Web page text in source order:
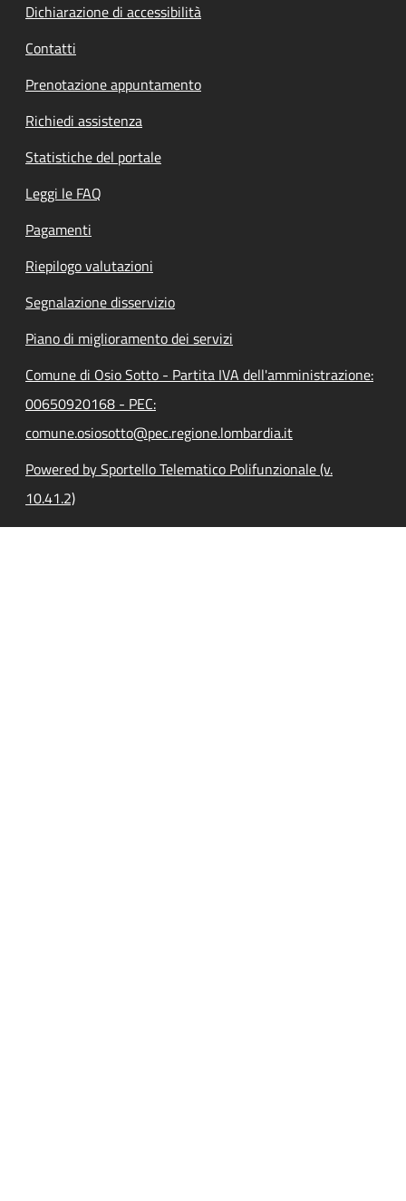
Dichiarazione di accessibilità
Contatti
Prenotazione appuntamento
Richiedi assistenza
Statistiche del portale
Leggi le FAQ
Pagamenti
Riepilogo valutazioni
Segnalazione disservizio
Piano di miglioramento dei servizi
Comune di Osio Sotto - Partita IVA dell'amministrazione:
00650920168 - PEC:
comune.osiosotto@pec.regione.lombardia.it
Powered by Sportello Telematico Polifunzionale (v.
10.41.2)